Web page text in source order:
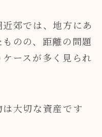
郊では、地方にあ
のの、距離の問題
ースが多く見られ
大切な資産です